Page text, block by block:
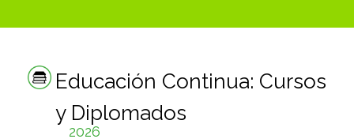
Educación Continua: Cursos
y Diplomados
2026